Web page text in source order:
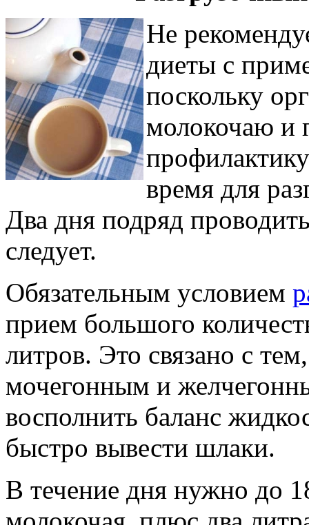
Не
диеты с
поскольку
молокочаю и
время для
Два дня подряд
следует.
Обязательным условием
прием большого
литров. Это связано с
мочегонным и
восполнить баланс
быстро вывести шлаки.
В течение дня нужно до